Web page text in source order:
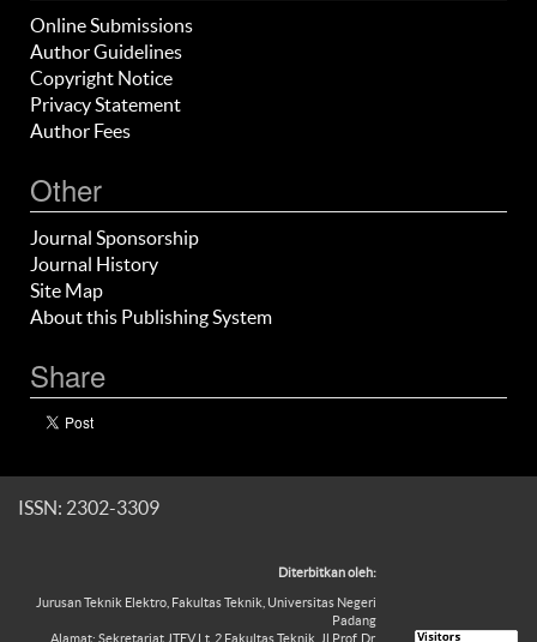
Online Submissions
Author Guidelines
Copyright Notice
Privacy Statement
Author Fees
Other
Journal Sponsorship
Journal History
Site Map
About this Publishing System
Share
ISSN: 2302-3309
Diterbitkan oleh:
Jurusan Teknik Elektro, Fakultas Teknik, Universitas Negeri
Padang
Alamat: Sekretariat JTEV Lt. 2 Fakultas Teknik, Jl Prof. Dr.